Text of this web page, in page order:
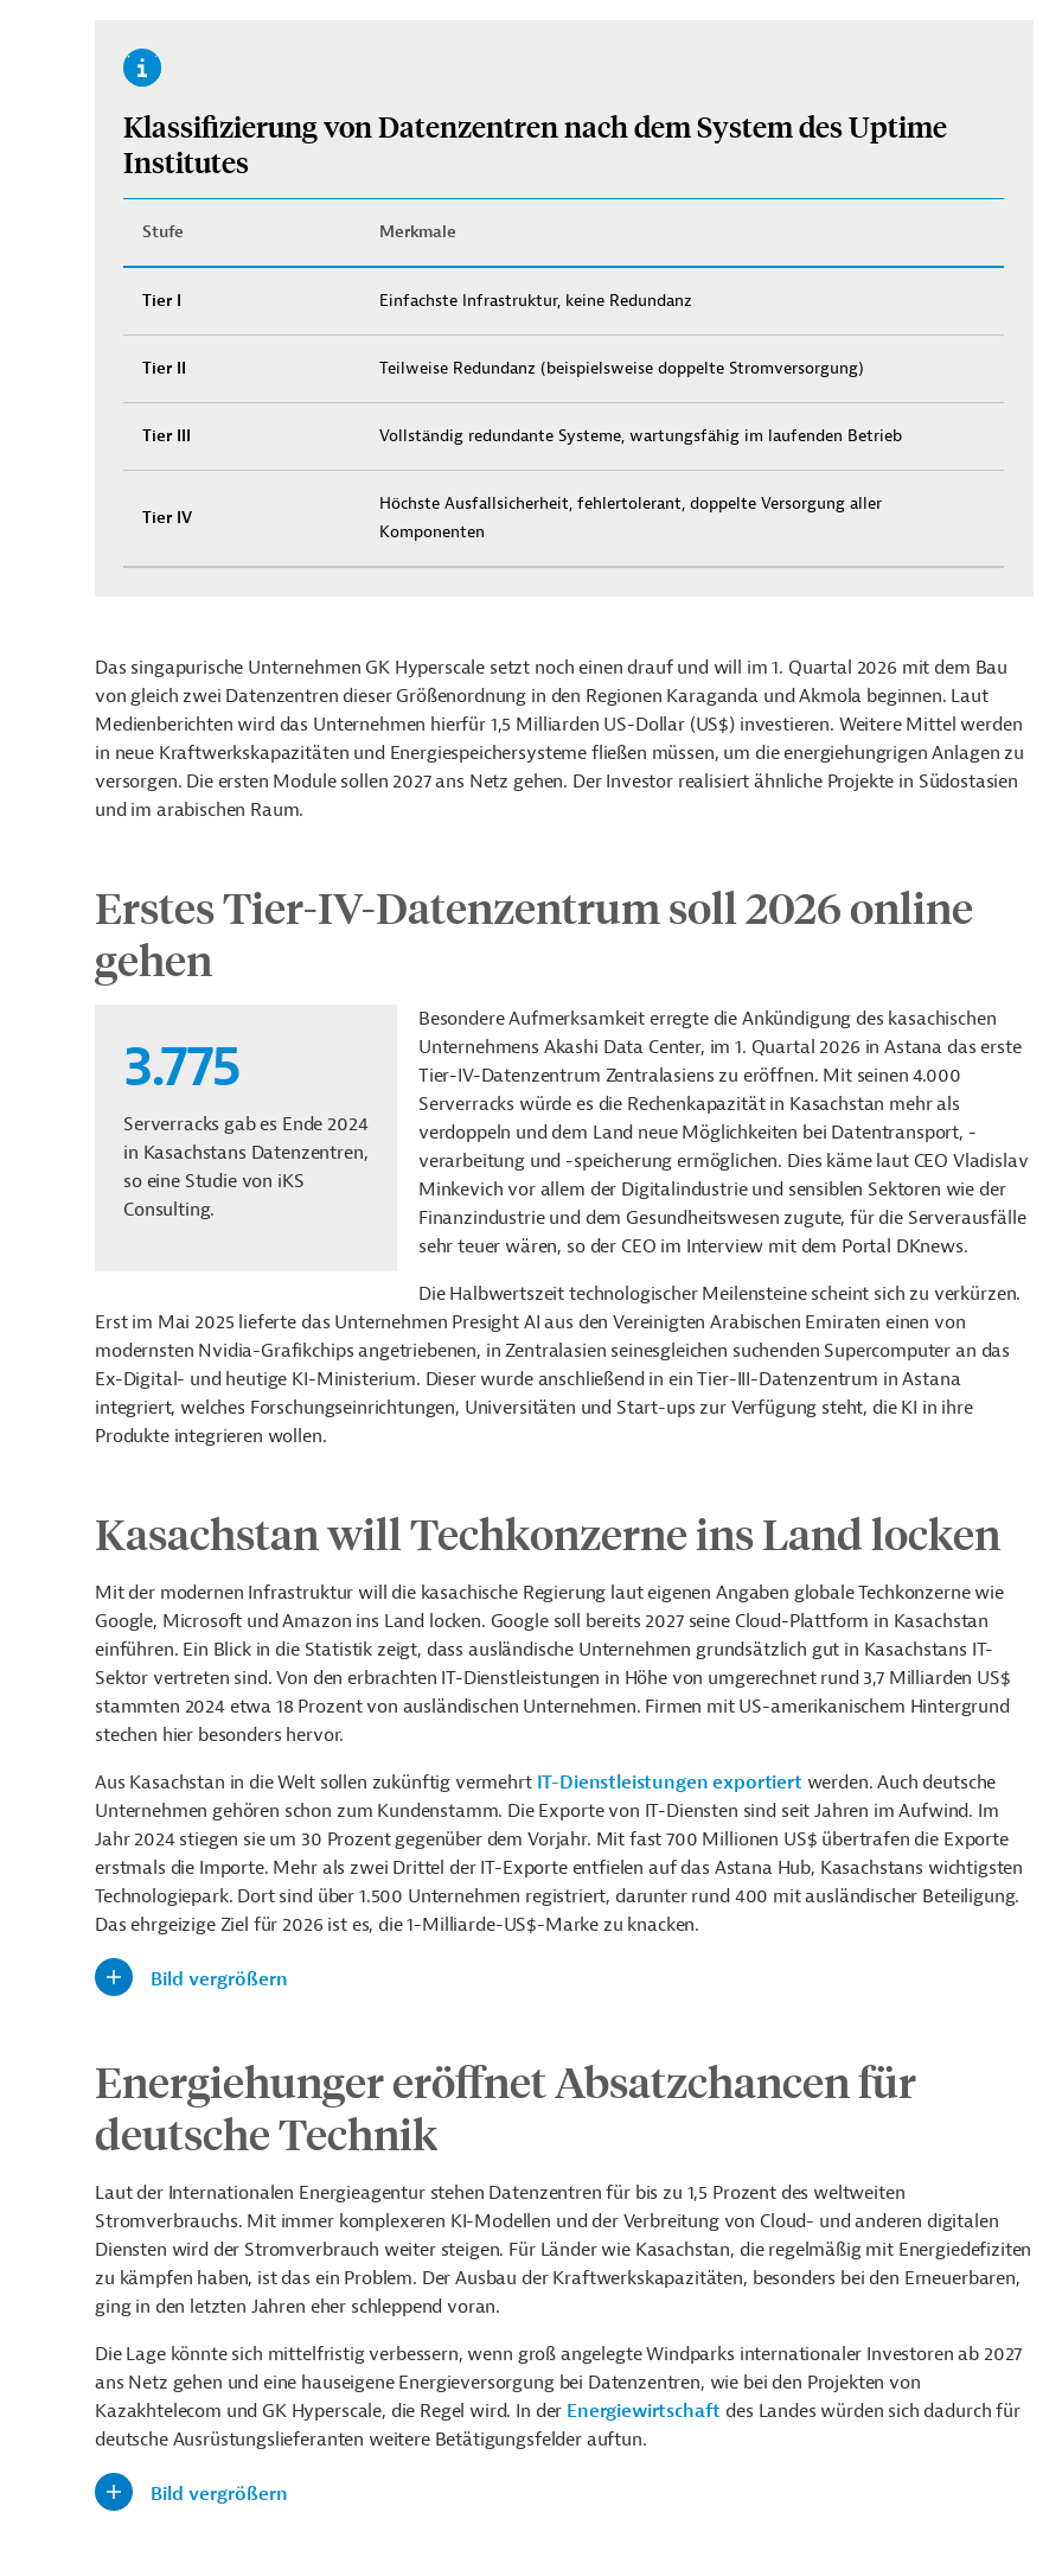
Klassifizierung von Datenzentren nach dem System des Uptime
Institutes
Stufe Merkmale
Tier I Einfachste Infrastruktur, keine Redundanz
Tier II Teilweise Redundanz (beispielsweise doppelte Stromversorgung)
Tier III Vollständig redundante Systeme, wartungsfähig im laufenden Betrieb
Tier IV
Höchste Ausfallsicherheit, fehlertolerant, doppelte Versorgung aller
Komponenten
Das singapurische Unternehmen GK Hyperscale setzt noch einen drauf und will im 1. Quartal 2026 mit dem Bau
von gleich zwei Datenzentren dieser Größenordnung in den Regionen Karaganda und Akmola beginnen. Laut
Medienberichten wird das Unternehmen hierfür 1,5 Milliarden US-Dollar (US$) investieren. Weitere Mittel werden
in neue Kraftwerkskapazitäten und Energiespeichersysteme fließen müssen, um die energiehungrigen Anlagen zu
versorgen. Die ersten Module sollen 2027 ans Netz gehen. Der Investor realisiert ähnliche Projekte in Südostasien
und im arabischen Raum.
Erstes Tier-IV-Datenzentrum soll 2026 online
gehen
3.775
Serverracks gab es Ende 2024
in Kasachstans Datenzentren,
so eine Studie von iKS
Consulting.
Besondere Aufmerksamkeit erregte die Ankündigung des kasachischen
Unternehmens Akashi Data Center, im 1. Quartal 2026 in Astana das erste
Tier-IV-Datenzentrum Zentralasiens zu eröffnen. Mit seinen 4.000
Serverracks würde es die Rechenkapazität in Kasachstan mehr als
verdoppeln und dem Land neue Möglichkeiten bei Datentransport, -
verarbeitung und -speicherung ermöglichen. Dies käme laut CEO Vladislav
Minkevich vor allem der Digitalindustrie und sensiblen Sektoren wie der
Finanzindustrie und dem Gesundheitswesen zugute, für die Serverausfälle
sehr teuer wären, so der CEO im Interview mit dem Portal DKnews.
Die Halbwertszeit technologischer Meilensteine scheint sich zu verkürzen.
Erst im Mai 2025 lieferte das Unternehmen Presight AI aus den Vereinigten Arabischen Emiraten einen von
modernsten Nvidia-Grafikchips angetriebenen, in Zentralasien seinesgleichen suchenden Supercomputer an das
Ex-Digital- und heutige KI-Ministerium. Dieser wurde anschließend in ein Tier-III-Datenzentrum in Astana
integriert, welches Forschungseinrichtungen, Universitäten und Start-ups zur Verfügung steht, die KI in ihre
Produkte integrieren wollen.
Kasachstan will Techkonzerne ins Land locken
Mit der modernen Infrastruktur will die kasachische Regierung laut eigenen Angaben globale Techkonzerne wie
Google, Microsoft und Amazon ins Land locken. Google soll bereits 2027 seine Cloud-Plattform in Kasachstan
einführen. Ein Blick in die Statistik zeigt, dass ausländische Unternehmen grundsätzlich gut in Kasachstans IT-
Sektor vertreten sind. Von den erbrachten IT-Dienstleistungen in Höhe von umgerechnet rund 3,7 Milliarden US$
stammten 2024 etwa 18 Prozent von ausländischen Unternehmen. Firmen mit US-amerikanischem Hintergrund
stechen hier besonders hervor.
Aus Kasachstan in die Welt sollen zukünftig vermehrt IT-Dienstleistungen exportiert werden. Auch deutsche
Unternehmen gehören schon zum Kundenstamm. Die Exporte von IT-Diensten sind seit Jahren im Aufwind. Im
Jahr 2024 stiegen sie um 30 Prozent gegenüber dem Vorjahr. Mit fast 700 Millionen US$ übertrafen die Exporte
erstmals die Importe. Mehr als zwei Drittel der IT-Exporte entfielen auf das Astana Hub, Kasachstans wichtigsten
Technologiepark. Dort sind über 1.500 Unternehmen registriert, darunter rund 400 mit ausländischer Beteiligung.
Das ehrgeizige Ziel für 2026 ist es, die 1-Milliarde-US$-Marke zu knacken.
Bild vergrößern
Energiehunger eröffnet Absatzchancen für
deutsche Technik
Laut der Internationalen Energieagentur stehen Datenzentren für bis zu 1,5 Prozent des weltweiten
Stromverbrauchs. Mit immer komplexeren KI-Modellen und der Verbreitung von Cloud- und anderen digitalen
Diensten wird der Stromverbrauch weiter steigen. Für Länder wie Kasachstan, die regelmäßig mit Energiedefiziten
zu kämpfen haben, ist das ein Problem. Der Ausbau der Kraftwerkskapazitäten, besonders bei den Erneuerbaren,
ging in den letzten Jahren eher schleppend voran.
Die Lage könnte sich mittelfristig verbessern, wenn groß angelegte Windparks internationaler Investoren ab 2027
ans Netz gehen und eine hauseigene Energieversorgung bei Datenzentren, wie bei den Projekten von
Kazakhtelecom und GK Hyperscale, die Regel wird. In der Energiewirtschaft des Landes würden sich dadurch für
deutsche Ausrüstungslieferanten weitere Betätigungsfelder auftun.
Bild vergrößern